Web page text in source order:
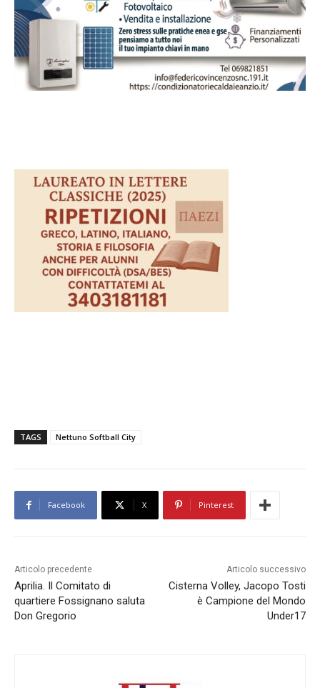
TAGS Nettuno Softball City
Facebook X Pinterest
Articolo precedente
Aprilia. Il Comitato di
quartiere Fossignano saluta
Don Gregorio
Articolo successivo
Cisterna Volley, Jacopo Tosti
è Campione del Mondo
Under17